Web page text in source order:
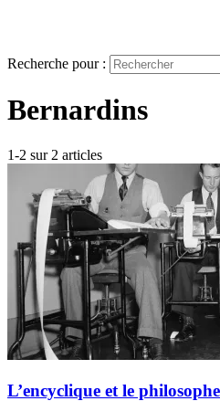
Recherche pour :
Bernardins
1-2 sur 2 articles
L’encyclique et le